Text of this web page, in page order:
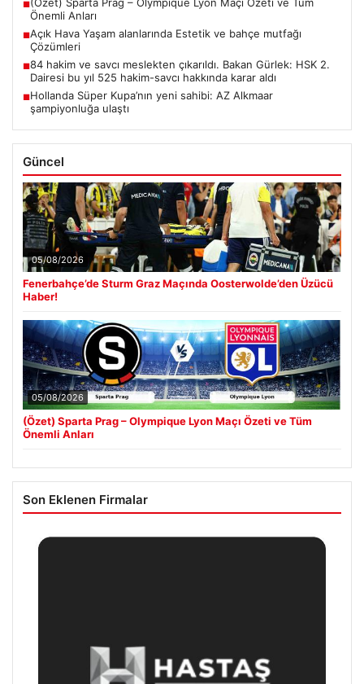
■(Özet) Sparta Prag – Olympique Lyon Maçı Özeti ve Tüm
Önemli Anları
■Açık Hava Yaşam alanlarında Estetik ve bahçe mutfağı
Çözümleri
■84 hakim ve savcı meslekten çıkarıldı. Bakan Gürlek: HSK 2.
Dairesi bu yıl 525 hakim-savcı hakkında karar aldı
■Hollanda Süper Kupa’nın yeni sahibi: AZ Alkmaar
şampiyonluğa ulaştı
Güncel
05/08/2026
Fenerbahçe’de Sturm Graz Maçında Oosterwolde’den Üzücü
Haber!
05/08/2026
(Özet) Sparta Prag – Olympique Lyon Maçı Özeti ve Tüm
Önemli Anları
Son Eklenen Firmalar